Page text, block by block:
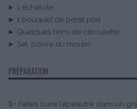
► 1 échalote
► 1 bouquet de persil plat
► Quelques brins de ciboulette
► Sel, poivre du moulin
①• Faites cuire l’épeautre dans un